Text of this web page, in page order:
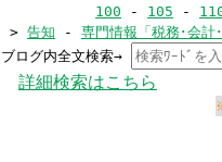
当
100 - 105 -
> 告知 - 専門情報「税務･会計･
ブログ内全文検索→
詳細検索はこちら